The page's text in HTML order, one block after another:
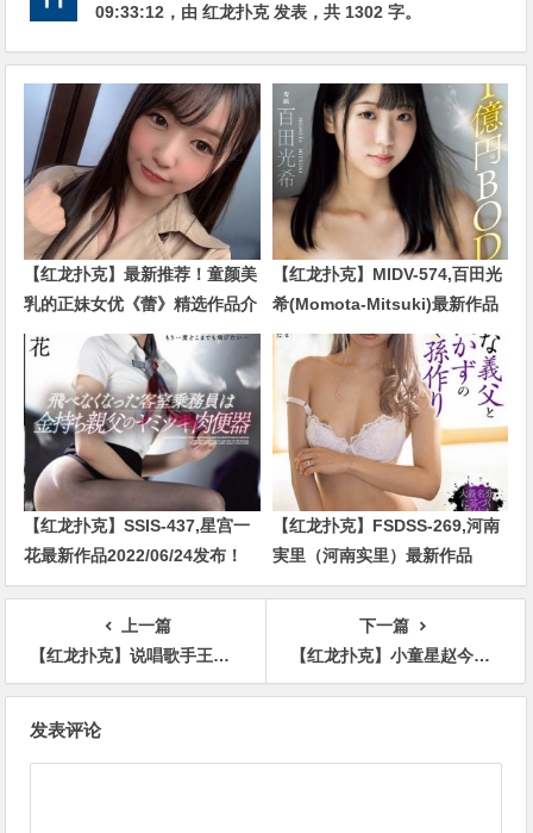
09:33:12 ，由红龙扑克发表，共 1302 字。
【红龙扑克】最新推荐！童颜美
乳的正妹女优《蕾》精选作品介
绍……
【红龙扑克】MIDV-574,百田光
希(Momota-Mitsuki)最新作品
2024/01/02发布！
【红龙扑克】SSIS-437,星宫一
花最新作品2022/06/24发布！
【红龙扑克】FSDSS-269,河南
実里（河南实里）最新作品
2021-08-26发布！
上一篇
【红龙扑克】说唱歌手王以太来自哪个厂牌？家里是做什么的？
下一篇
【红龙扑克】小童星赵今麦家里是做什么的？赵今麦家庭背景被扒！
发表评论